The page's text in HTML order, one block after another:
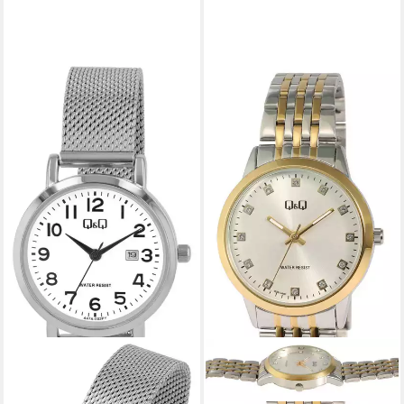
Quarzuhr Datumsanzeige